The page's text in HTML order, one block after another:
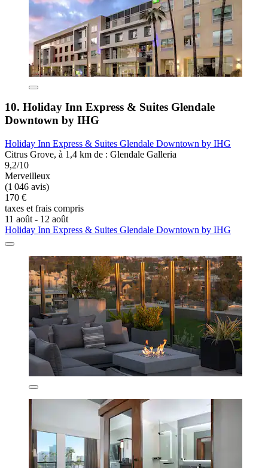
10. Holiday Inn Express & Suites Glendale
Downtown by IHG
Holiday Inn Express & Suites Glendale Downtown by IHG
Citrus Grove, à 1,4 km de : Glendale Galleria
9,2/10
Merveilleux
(1 046 avis)
170 €
taxes et frais compris
11 août - 12 août
Holiday Inn Express & Suites Glendale Downtown by IHG